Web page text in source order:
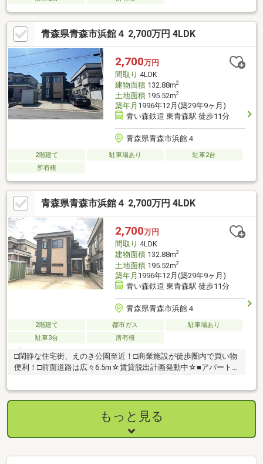
青森県青森市浜館４ 2,700万円 4LDK
2,700万円
間取り 4LDK
建物面積132.88m2
土地面積195.52m2
築年月 1996年12月(築29年9ヶ月)
青い森鉄道 東青森駅 徒歩11分
青森県青森市浜館４
2階建て 駐車場あり
駐車2台
所有権
青森県青森市浜館４ 2,700万円 4LDK
2,700万円
間取り 4LDK
建物面積132.88m2
土地面積195.52m2
築年月 1996年12月(築29年9ヶ月)
青い森鉄道 東青森駅 徒歩11分
青森県青森市浜館４
2階建て 都市ガス
駐車場あり
駐車3台
所有権
□閑静な住宅街、えのき公園至近！□商業施設が徒歩圏内で買い物
便利！□前面道路は広々6.5m☆賃貸脱出計画発動中☆■アパート代
りない■ワンちゃん・にゃんこと一緒暮らしたいそんなお悩み解
決しましょう。
もっと見る